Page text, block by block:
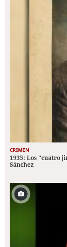
CRIMEN
1935: Los "cuatro
Sánchez